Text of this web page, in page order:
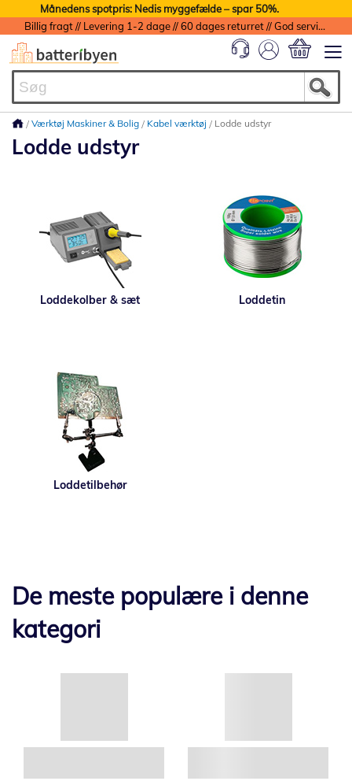
Månedens spotpris: Nedis myggefælde – spar 50%.
Billig fragt // Levering 1-2 dage // 60 dages returret // God service med garanti
Værktøj Maskiner & Bolig Kabel værktøj Lodde udstyr
Lodde udstyr
Loddekolber & sæt Loddetin
Loddetilbehør
De meste populære i denne
kategori